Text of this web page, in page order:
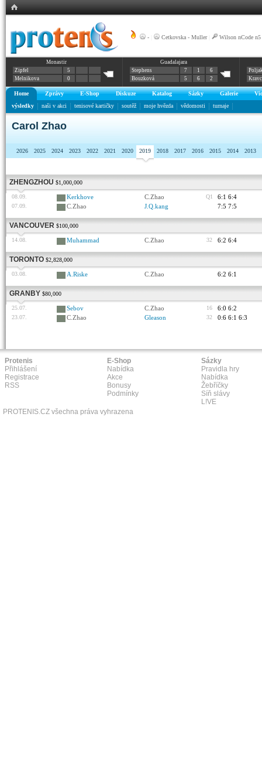
- Cetkovska - Muller| Wilson nCode n5
Monastir
Zipfel
5
Melnikova
0
Guadalajara
Stephens
7 1
6
Bouzková
5 6 2
Home Zprávy E-Shop Diskuze Katalog Sázky Galerie
výsledky
naši v akci tenisové kartičky soutěž moje hvězda vědomosti turnaje
Carol Zhao
2026 2025 2024 2023 2022 2021 2020 2019 2018 2017 2016 2015 2014 2013
ZHENGZHOU $1,000,000
08.09. Kerkhove C.Zhao Q1 6:1 6:4
07.09. C.Zhao J.Q.kang 7:5 7:5
VANCOUVER $100,000
14.08. Muhammad C.Zhao 32 6:2 6:4
TORONTO $2,828,000
03.08. A.Riske C.Zhao 6:2 6:1
GRANBY $80,000
25.07. Sebov C.Zhao 16 6:0 6:2
23.07. C.Zhao Gleason 32 0:6 6:1 6:3
Protenis
Přihlášení
Registrace
RSS
E-Shop
Nabídka
Akce
Bonusy
Podmínky
Sázky
Pravidla hry
Nabídka
Žebříčky
Síň slávy
L!VE
PROTENIS.CZ všechna práva vyhrazena